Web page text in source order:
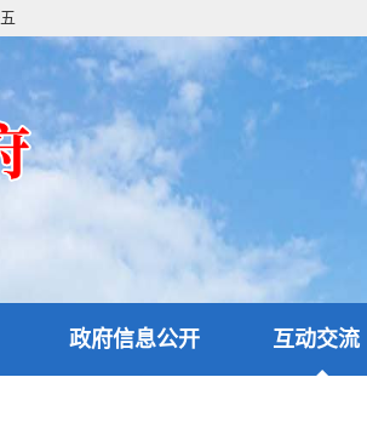
政府信息公开 互动交流